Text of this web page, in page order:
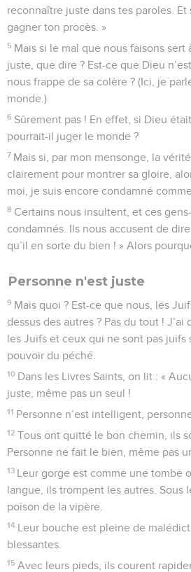
reconnaître juste dans tes paroles.
gagner ton procès. »
5 Mais si le mal que nous faisons
juste, que dire ? Est-ce que Dieu
nous frappe de sa colère ? (Ici, je
monde.)
6 Sûrement pas ! En effet, si Dieu
pourrait-il juger le monde ?
7 Mais si, par mon mensonge, la
clairement pour montrer sa gloire,
moi, je suis encore condamné
8 Certains nous insultent, et ces
condamnés. Ils nous accusent de
qu’il en sorte du bien ! » Alors
Personne n'est juste
9 Mais quoi ? Est-ce que nous, les
dessus des autres ? Pas du tout !
les Juifs et ceux qui ne sont pas juifs
pouvoir du péché.
10 Dans les Livres Saints, on lit : «
juste, même pas un seul !
11 Personne n’est intelligent,
12 Tous ont quitté le bon chemin, ils
Personne ne fait le bien, même pas
13 Leur gorge est comme une tombe
langue, ils trompent les autres. Sous
poison de la vipère.
14 Leur bouche est pleine de
blessantes.
15 Avec leurs pieds, ils courent